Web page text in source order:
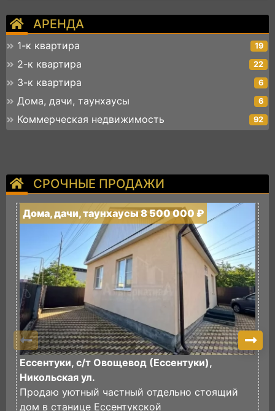
АРЕНДА
1-к квартира 19
2-к квартира 22
3-к квартира 6
Дома, дачи, таунхаусы 6
Коммерческая недвижимость 92
СРОЧНЫЕ ПРОДАЖИ
Дома, дачи, таунхаусы 8 500 000 ₽
Ессентуки, с/т Овощевод (Ессентуки),
Никольская ул.
Продаю уютный частный отдельно стоящий
дом в станице Ессентукской